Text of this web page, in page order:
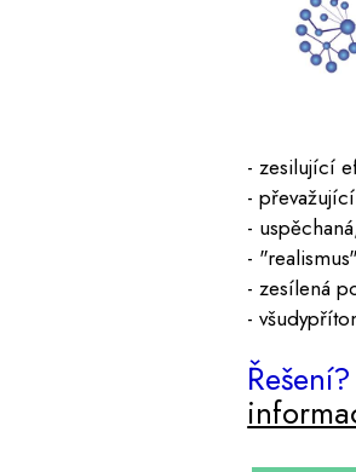
- zesilující
-
-
-
- zesílená
-